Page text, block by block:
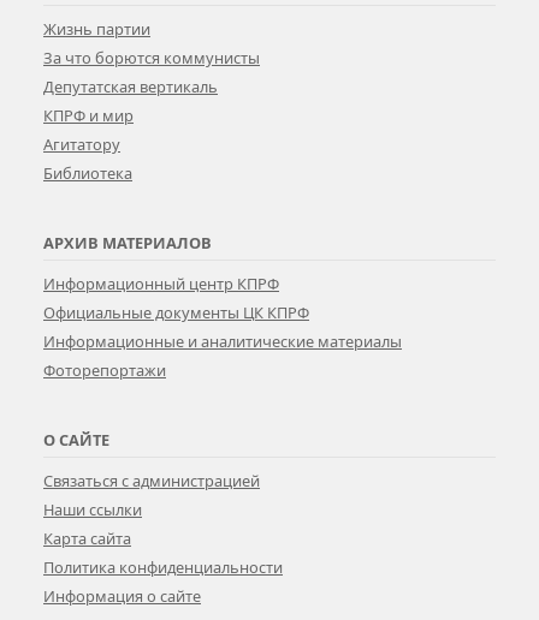
Жизнь партии
За что борются коммунисты
Депутатская вертикаль
КПРФ и мир
Агитатору
Библиотека
АРХИВ МАТЕРИАЛОВ
Информационный центр КПРФ
Официальные документы ЦК КПРФ
Информационные и аналитические материалы
Фоторепортажи
О САЙТЕ
Связаться с администрацией
Наши ссылки
Карта сайта
Политика конфиденциальности
Информация о сайте